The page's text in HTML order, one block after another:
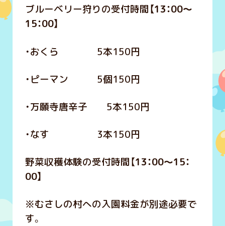
ブルーベリー狩りの受付時間 【13：00～
15：00】
・おくら 5本150円
・ピーマン 5個150円
・万願寺唐辛子 5本150円
・なす 3本150円
野菜収穫体験の受付時間【13：00～15：
00】
※むさしの村への入園料金が別途必要で
す。